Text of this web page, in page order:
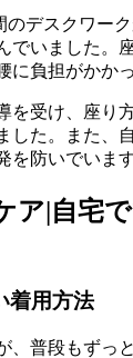
デスクワー
でいました。
に負担がかか
を受け、座り
した。また、
を防いでいます
ア|自宅
着用方法
、普段もずっ